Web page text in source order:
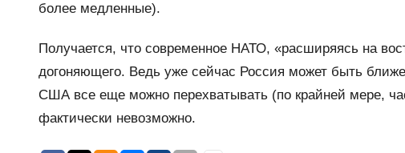
более медленные).
Получается, что современное НАТО, «расширяясь на
догоняющего. Ведь уже сейчас Россия может быть
США все еще можно перехватывать (по крайней мере,
фактически невозможно.